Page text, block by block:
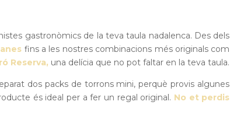
gastronòmics de la teva taula nadalenca. Des dels
fins a les nostres combinacions més originals com
Reserva, una delícia que no pot faltar en la teva taula.
dos packs de torrons mini, perquè provis algunes
és ideal per a fer un regal original. No et perdis